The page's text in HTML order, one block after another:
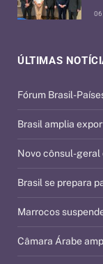
ÚLTIMAS
Fórum Brasil-
Brasil amplia
Novo cônsul-geral
Brasil se prepara
Marrocos
Câmara Árabe